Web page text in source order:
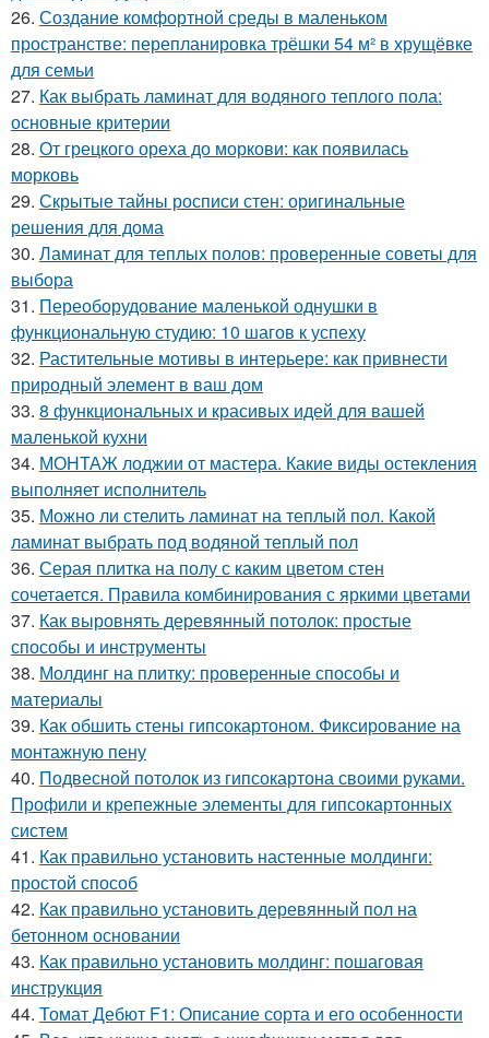
26. Создание комфортной среды в маленьком
пространстве: перепланировка трёшки 54 м² в хрущёвке
для семьи
27. Как выбрать ламинат для водяного теплого пола:
основные критерии
28. От грецкого ореха до моркови: как появилась
морковь
29. Скрытые тайны росписи стен: оригинальные
решения для дома
30. Ламинат для теплых полов: проверенные советы для
выбора
31. Переоборудование маленькой однушки в
функциональную студию: 10 шагов к успеху
32. Растительные мотивы в интерьере: как привнести
природный элемент в ваш дом
33. 8 функциональных и красивых идей для вашей
маленькой кухни
34. МОНТАЖ лоджии от мастера. Какие виды остекления
выполняет исполнитель
35. Можно ли стелить ламинат на теплый пол. Какой
ламинат выбрать под водяной теплый пол
36. Серая плитка на полу с каким цветом стен
сочетается. Правила комбинирования с яркими цветами
37. Как выровнять деревянный потолок: простые
способы и инструменты
38. Молдинг на плитку: проверенные способы и
материалы
39. Как обшить стены гипсокартоном. Фиксирование на
монтажную пену
40. Подвесной потолок из гипсокартона своими руками.
Профили и крепежные элементы для гипсокартонных
систем
41. Как правильно установить настенные молдинги:
простой способ
42. Как правильно установить деревянный пол на
бетонном основании
43. Как правильно установить молдинг: пошаговая
инструкция
44. Томат Дебют F1: Описание сорта и его особенности